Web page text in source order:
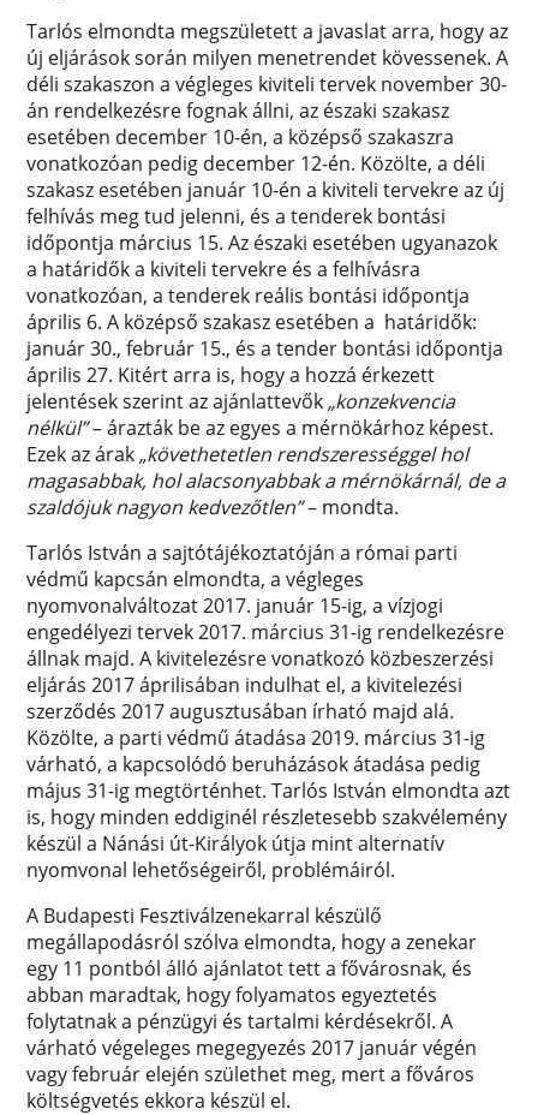
Tarlós elmondta megszületett a javaslat arra, hogy az
új eljárások során milyen menetrendet kövessenek. A
déli szakaszon a végleges kiviteli tervek november 30-
án rendelkezésre fognak állni, az északi szakasz
esetében december 10-én, a középső szakaszra
vonatkozóan pedig december 12-én. Közölte, a déli
szakasz esetében január 10-én a kiviteli tervekre az új
felhívás meg tud jelenni, és a tenderek bontási
időpontja március 15. Az északi esetében ugyanazok
a határidők a kiviteli tervekre és a felhívásra
vonatkozóan, a tenderek reális bontási időpontja
április 6. A középső szakasz esetében a határidők:
január 30., február 15., és a tender bontási időpontja
április 27. Kitért arra is, hogy a hozzá érkezett
jelentések szerint az ajánlattevők„konzekvencia
nélkül”– árazták be az egyes a mérnökárhoz képest.
Ezek az árak„követhetetlen rendszerességgel hol
magasabbak, hol alacsonyabbak a mérnökárnál, de a
szaldójuk nagyon kedvezőtlen”– mondta.
Tarlós István a sajtótájékoztatóján a római parti
védmű kapcsán elmondta, a végleges
nyomvonalváltozat 2017. január 15-ig, a vízjogi
engedélyezi tervek 2017. március 31-ig rendelkezésre
állnak majd. A kivitelezésre vonatkozó közbeszerzési
eljárás 2017 áprilisában indulhat el, a kivitelezési
szerződés 2017 augusztusában írható majd alá.
Közölte, a parti védmű átadása 2019. március 31-ig
várható, a kapcsolódó beruházások átadása pedig
május 31-ig megtörténhet. Tarlós István elmondta azt
is, hogy minden eddiginél részletesebb szakvélemény
készül a Nánási út-Királyok útja mint alternatív
nyomvonal lehetőségeiről, problémáiról.
A Budapesti Fesztiválzenekarral készülő
megállapodásról szólva elmondta, hogy a zenekar
egy 11 pontból álló ajánlatot tett a fővárosnak, és
abban maradtak, hogy folyamatos egyeztetés
folytatnak a pénzügyi és tartalmi kérdésekről. A
várható végeleges megegyezés 2017 január végén
vagy február elején születhet meg, mert a főváros
költségvetés ekkora készül el.